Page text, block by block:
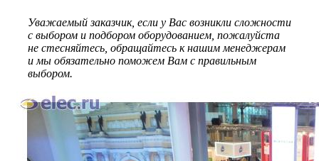
Уважаемый заказчик, если у Вас возникли сложности
с выбором и подбором оборудованием, пожалуйста
не стесняйтесь, обращайтесь к нашим менеджерам
и мы обязательно поможем Вам с правильным
выбором.